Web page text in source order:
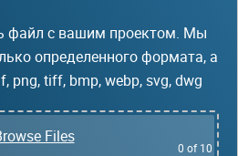
файл с вашим проектом. Мы
определенного формата, а
png, tiff, bmp, webp, svg, dwg
Files
0 of 10